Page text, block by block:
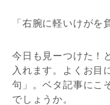
「右腕に軽いけがを
今日も見ーつけた！
入れます。よくお目
句」。ベタ記事にこ
でしょうか。